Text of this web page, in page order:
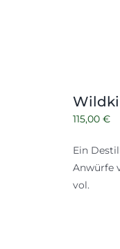
115,00 €
Ein
Anwürfe
vol.